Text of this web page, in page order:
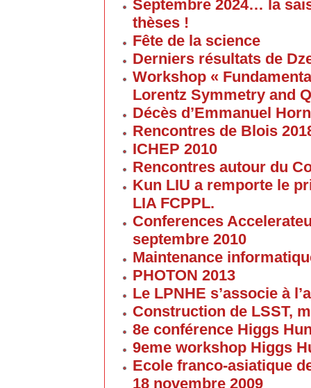
Septembre 2024… la
thèses !
Fête de la science
Derniers résultats de
Workshop «
Lorentz Symmetry and
Décès d’Emmanuel
Rencontres de Blois
ICHEP 2010
Rencontres autour du
Kun LIU a remporte le
LIA FCPPL.
Conferences
septembre 2010
Maintenance
PHOTON 2013
Le LPNHE s’associe à
Construction de LSST,
8e conférence Higgs
9eme workshop Higgs
Ecole franco-asiatique
18 novembre 2009